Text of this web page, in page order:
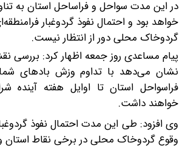
در این مدت سواحل و فراساحل استان به‌
خواهد بود و احتمال نفوذ گردوغبار
گردوخاک محلی دور از انتظار نیست.
پیام مساعدی روز جمعه اظهار کرد: بررسی
نشان می‌دهد با تداوم وزش بادهای
فراسواحل استان تا اوایل هفته آینده
خواهند داشت.
وی افزود: طی این مدت احتمال نفوذ
وقوع گردوخاک محلی در برخی نقاط استان